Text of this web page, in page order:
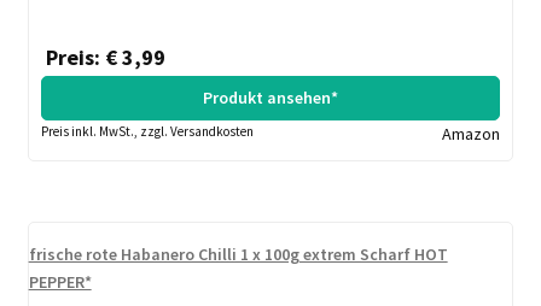
Preis: € 3,99
Produkt ansehen*
Preis inkl. MwSt., zzgl. Versandkosten Amazon
frische rote Habanero Chilli 1 x 100g extrem Scharf HOT
PEPPER*